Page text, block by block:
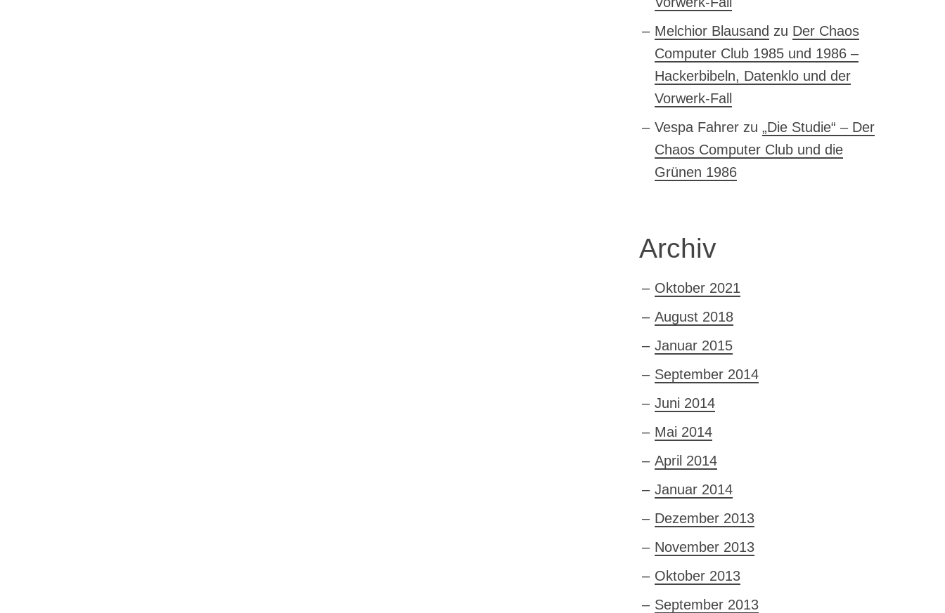
Melchior Blausand zu Der Chaos
Computer Club 1985 und 1986 –
Hackerbibeln, Datenklo und der
Vorwerk-Fall
Vespa Fahrerzu „Die Studie“ – Der
Chaos Computer Club und die
Grünen 1986
Archiv
Oktober 2021
August 2018
Januar 2015
September 2014
Juni 2014
Mai 2014
April 2014
Januar 2014
Dezember 2013
November 2013
Oktober 2013
September 2013